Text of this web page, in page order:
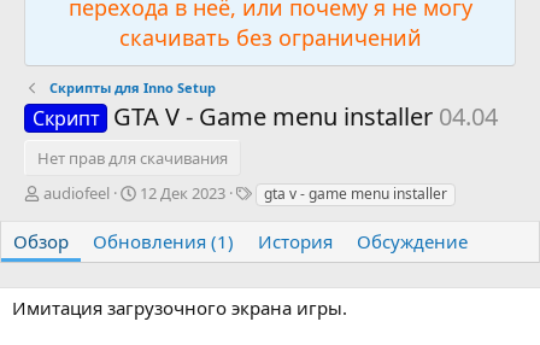
перехода в неё, или почему я не могу
скачивать без ограничений
Скрипты для Inno Setup
Скрипт GTA V - Game menu installer 04.04
Нет прав для скачивания
А
т
о
audiofeel
Д
т
а
о
з
12 Дек 2023
Т
г
и
gta v - game menu installer
Обзор Обновления (1) История Обсуждение
Имитация загрузочного экрана игры.